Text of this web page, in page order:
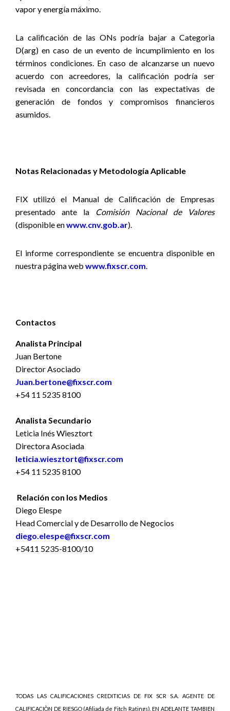
vapor y energía máximo.
La calificación de las ONs podría bajar a Categoria
D(arg) en caso de un evento de incumplimiento en los
términos condiciones. En caso de alcanzarse un nuevo
acuerdo con acreedores, la calificación podría ser
revisada en concordancia con las expectativas de
generación de fondos y compromisos financieros
asumidos.
Notas Relacionadas y Metodología Aplicable
FIX utilizó el Manual de Calificación de Empresas
presentado ante la
Comisión Nacional de Valores
(disponible enwww.cnv.gob.ar).
El informe correspondiente se encuentra disponible en
nuestra página web www.fixscr.com.
Contactos
Analista Principal
Juan Bertone
Director Asociado
Juan.bertone@fixscr.com
+54 11 5235 8100
Analista Secundario
Leticia Inés Wiesztort
Directora Asociada
leticia.wiesztort@fixscr.com
+54 11 5235 8100
Relación con los Medios
Diego Elespe
Head Comercial y de Desarrollo de Negocios
diego.elespe@fixscr.com
+5411 5235-8100/10
TODAS LAS CALIFICACIONES CREDITICIAS DE FIX SCR S.A. AGENTE DE
CALIFICACIÒN DE RIESGO (Afiliada de Fitch Ratings), EN ADELANTE TAMBIEN